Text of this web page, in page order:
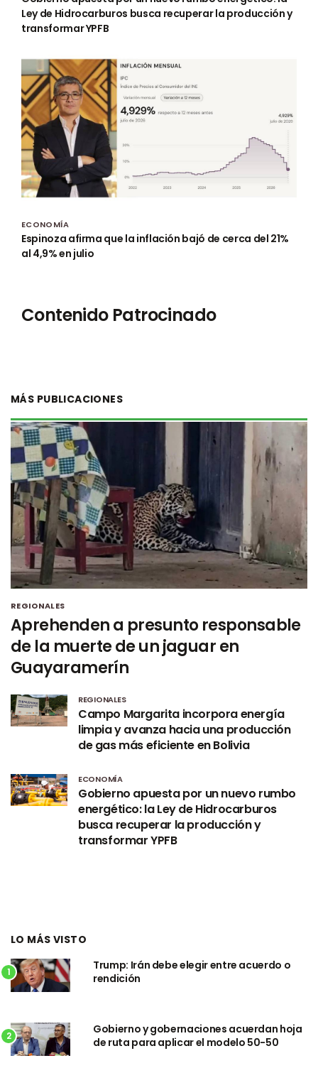
Ley de Hidrocarburos busca recuperar la producción y
transformar YPFB
ECONOMÍA
Espinoza afirma que la inflación bajó de cerca del 21%
al 4,9% en julio
Contenido Patrocinado
MÁS PUBLICACIONES
REGIONALES
Aprehenden a presunto responsable
de la muerte de un jaguar en
Guayaramerín
REGIONALES
Campo Margarita incorpora energía
limpia y avanza hacia una producción
de gas más eficiente en Bolivia
ECONOMÍA
Gobierno apuesta por un nuevo rumbo
energético: la Ley de Hidrocarburos
busca recuperar la producción y
transformar YPFB
LO MÁS VISTO
1
Trump: Irán debe elegir entre acuerdo o
rendición
2
Gobierno y gobernaciones acuerdan hoja
de ruta para aplicar el modelo 50-50